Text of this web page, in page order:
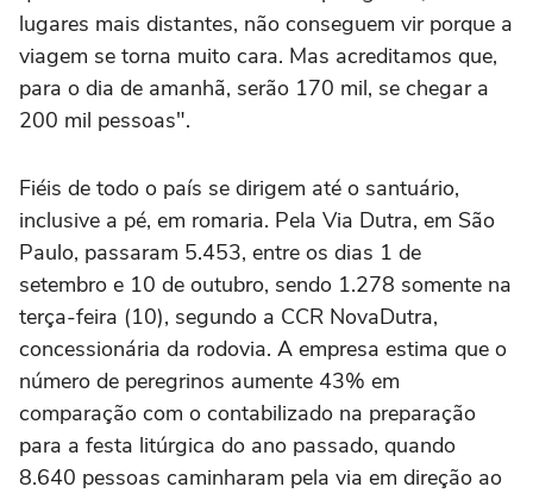
lugares mais distantes, não conseguem vir porque a
viagem se torna muito cara. Mas acreditamos que,
para o dia de amanhã, serão 170 mil, se chegar a
200 mil pessoas".
Fiéis de todo o país se dirigem até o santuário,
inclusive a pé, em romaria. Pela Via Dutra, em São
Paulo, passaram 5.453, entre os dias 1 de
setembro e 10 de outubro, sendo 1.278 somente na
terça-feira (10), segundo a CCR NovaDutra,
concessionária da rodovia. A empresa estima que o
número de peregrinos aumente 43% em
comparação com o contabilizado na preparação
para a festa litúrgica do ano passado, quando
8.640 pessoas caminharam pela via em direção ao